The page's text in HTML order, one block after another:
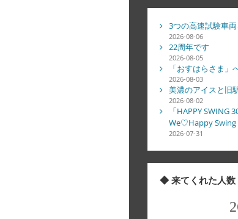
3つの高速試験車
2026-08-06
22周年です
2026-08-05
「おすはらさま」
2026-08-03
美濃のアイスと旧
2026-08-02
「HAPPY SWING
We♡Happy Swing
2026-07-31
◆ 来てくれた人数